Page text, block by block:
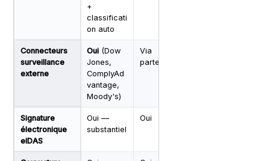
+
classificati
on auto
Connecteurs
surveillance
externe
Oui (Dow
Jones,
ComplyAd
vantage,
Moody's)
Via
partenaire
Signature
électronique
eIDAS
Oui —
substantiel
Oui